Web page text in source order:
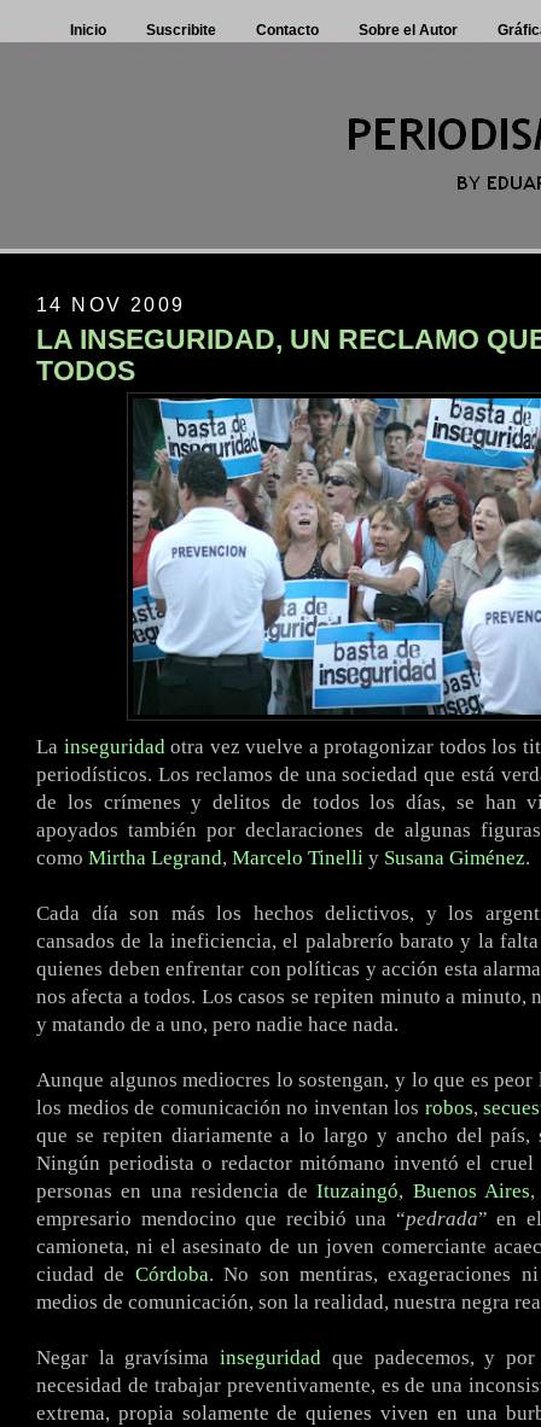
Inicio Suscribite Contacto Sobre el Autor
14 NOV 2009
LA INSEGURIDAD, UN RECLAMO
TODOS
La inseguridadotra vez vuelve a protagonizar todos los
periodísticos. Los reclamos de una sociedad que está
de los crímenes y delitos de todos los días, se han
apoyados también por declaraciones de algunas
como Mirtha Legrand, Marcelo Tinelli y Susana Giménez.
Cada día son más los hechos delictivos, y los
cansados de la ineficiencia, el palabrerío barato y la falta
quienes deben enfrentar con políticas y acción esta
nos afecta a todos. Los casos se repiten minuto a minuto,
y matando de a uno, pero nadie hace nada.
Aunque algunos mediocres lo sostengan, y lo que es
los medios de comunicación no inventan los robos,
que se repiten diariamente a lo largo y ancho del país,
Ningún periodista o redactor mitómano inventó el cruel
personas en una residencia deItuzaingó, Buenos Aires
empresario mendocino que recibió una “pedrada” en
camioneta, ni el asesinato de un joven comerciante
ciudad de Córdoba. No son mentiras, exageraciones
medios de comunicación, son la realidad, nuestra negra
Negar la gravísimainseguridad que padecemos, y
necesidad de trabajar preventivamente, es de una
extrema, propia solamente de quienes viven en una